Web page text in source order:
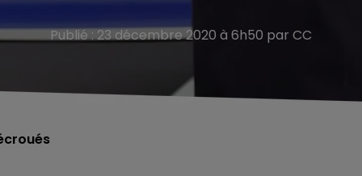
Publié : 23 décembre 2020 à 6h50 par CC